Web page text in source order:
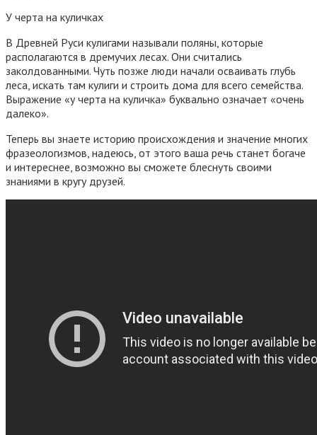
У черта на куличках
В Древней Руси кулигами называли поляны, которые
располагаются в дремучих лесах. Они считались
заколдованными. Чуть позже люди начали осваивать глубь
леса, искать там кулиги и строить дома для всего семейства.
Выражение «у черта на куличка» буквально означает «очень
далеко».
Теперь вы знаете историю происхождения и значение многих
фразеологизмов, надеюсь, от этого ваша речь станет богаче
и интереснее, возможно вы сможете блеснуть своими
знаниями в кругу друзей.